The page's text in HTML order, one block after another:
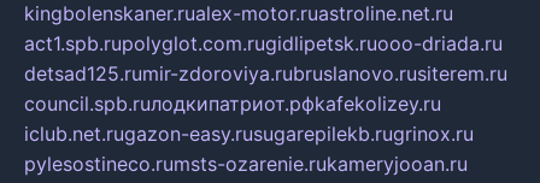
kingbolenskaner.rualex-motor.ruastroline.net.ru
act1.spb.rupolyglot.com.rugidlipetsk.ruooo-driada.ru
detsad125.rumir-zdoroviya.rubruslanovo.rusiterem.ru
council.spb.ruлодкипатриот.рфkafekolizey.ru
iclub.net.rugazon-easy.rusugarepilekb.rugrinox.ru
pylesostineco.rumsts-ozarenie.rukameryjooan.ru